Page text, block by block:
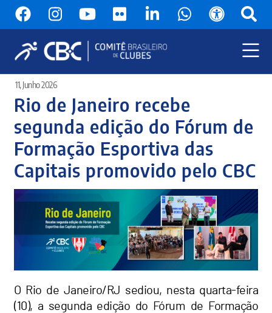
conteúdo
Menu
Principal
Rio de Janeiro recebe
segunda edição do Fórum de
Formação Esportiva das
Capitais promovido pelo CBC
11, Junho 2026
O Rio de Janeiro/RJ sediou, nesta quarta-feira
(10), a segunda edição do Fórum de Formação